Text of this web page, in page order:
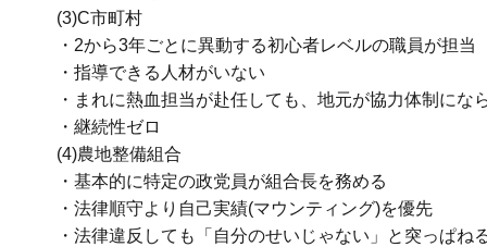
(3)C市町村
・2から3年ごとに異動する初心者レベルの職員が担当
・指導できる人材がいない
・まれに熱血担当が赴任しても、地元が協力体制にな
・継続性ゼロ
(4)農地整備組合
・基本的に特定の政党員が組合長を務める
・法律順守より自己実績(マウンティング)を優先
・法律違反しても「自分のせいじゃない」と突っぱね